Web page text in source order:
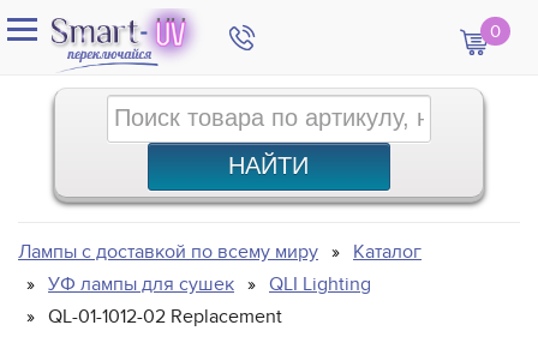
0
Лампы с доставкой по всему миру
Каталог
УФ лампы для сушек
QLI Lighting
QL-01-1012-02 Replacement